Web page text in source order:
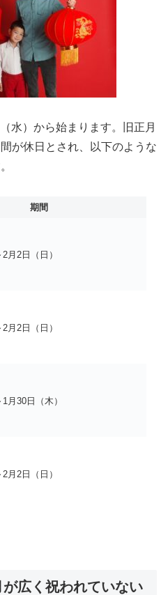
水）から始まります。旧正月
が休日とされ、以下のような
期間
月2日（日）
月2日（日）
月30日（木）
月2日（日）
広く祝われていない